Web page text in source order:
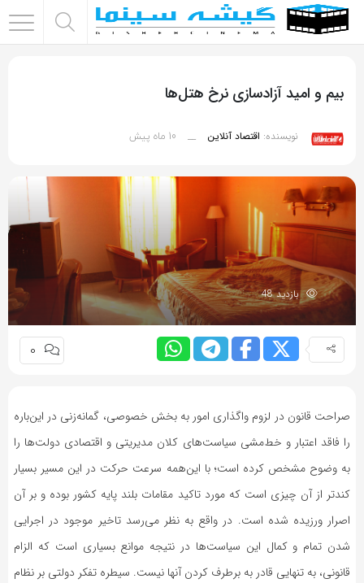
اشتراک
گذاری
با
از
زیر
می‌توانید
این
را
با
دوستان
خود
بگذارید.
کپی
لینک
بیم و امید آزادسازی نرخ‌ هتل‌ها
نویسنده: اقتصاد آنلاین __ 10 ماه پیش
بازدید 48
0
صراحت قانون در لزوم واگذاری امور به بخش خصوصی، گمانه‌زنی در این‌باره
را فاقد اعتبار و خط‌مشی سیاست‌های کلان مدیریتی و اقتصادی دولت‌ها را
به وضوح مشخص کرده است؛ با این‌همه سرعت حرکت در این مسیر بسیار
کندتر از آن چیزی است که مورد تاکید مقامات بلند پایه کشور بوده و بر آن
اصرار ورزیده شده است. در واقع به نظر می‌رسد تاخیر موجود در اجرایی
شدن تمام و کمال این سیاست‌ها در نتیجه موانع بسیاری است که الزام
قانونی، به تنهایی قادر به برطرف کردن آنها نیست. سیطره تفکر دولتی بر نظام